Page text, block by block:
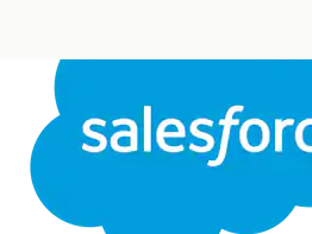
Cerrar Cerrar